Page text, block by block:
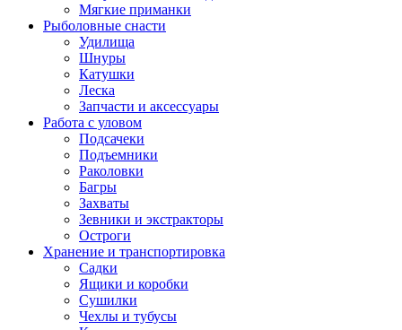
Мягкие приманки
Рыболовные снасти
Удилища
Шнуры
Катушки
Леска
Запчасти и аксессуары
Работа с уловом
Подсачеки
Подъемники
Раколовки
Багры
Захваты
Зевники и экстракторы
Остроги
Хранение и транспортировка
Садки
Ящики и коробки
Сушилки
Чехлы и тубусы